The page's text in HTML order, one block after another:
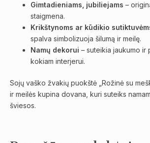
Gimtadieniams, jubiliejams –
staigmena.
Krikštynoms ar kūdikio
spalva simbolizuoja šilumą ir meilę.
Namų dekorui – suteikia jaukumo ir
kokiam interjerui.
Sojų vaško žvakių puokštė „Rožinė su
ir meilės kupina dovana, kuri suteiks
šviesos.